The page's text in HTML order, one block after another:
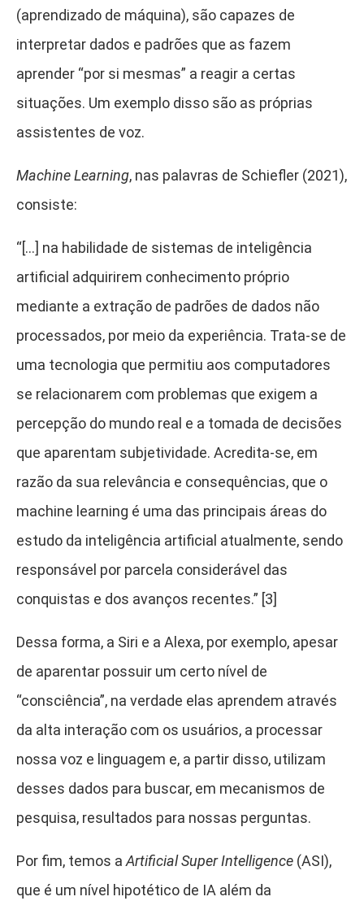
(aprendizado de máquina), são capazes de
interpretar dados e padrões que as fazem
aprender “por si mesmas” a reagir a certas
situações. Um exemplo disso são as próprias
assistentes de voz.
Machine Learning, nas palavras de Schiefler (2021),
consiste:
“[…] na habilidade de sistemas de inteligência
artificial adquirirem conhecimento próprio
mediante a extração de padrões de dados não
processados, por meio da experiência. Trata-se de
uma tecnologia que permitiu aos computadores
se relacionarem com problemas que exigem a
percepção do mundo real e a tomada de decisões
que aparentam subjetividade. Acredita-se, em
razão da sua relevância e consequências, que o
machine learning é uma das principais áreas do
estudo da inteligência artificial atualmente, sendo
responsável por parcela considerável das
conquistas e dos avanços recentes.” [3]
Dessa forma, a Siri e a Alexa, por exemplo, apesar
de aparentar possuir um certo nível de
“consciência”, na verdade elas aprendem através
da alta interação com os usuários, a processar
nossa voz e linguagem e, a partir disso, utilizam
desses dados para buscar, em mecanismos de
pesquisa, resultados para nossas perguntas.
Por fim, temos a Artificial Super Intelligence (ASI),
que é um nível hipotético de IA além da